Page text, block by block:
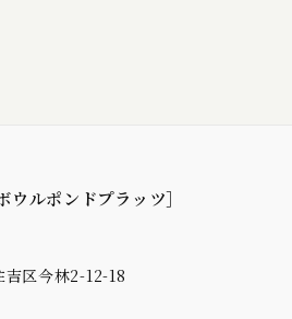
ルポンドプラッツ］
区今林2-12-18